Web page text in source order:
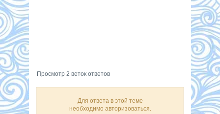
Просмотр 2 веток ответов
Для ответа в этой теме
необходимо авторизоваться.